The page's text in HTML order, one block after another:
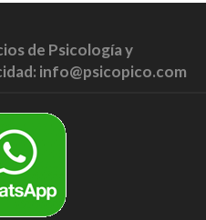
de Psicología y
info@psicopico.com